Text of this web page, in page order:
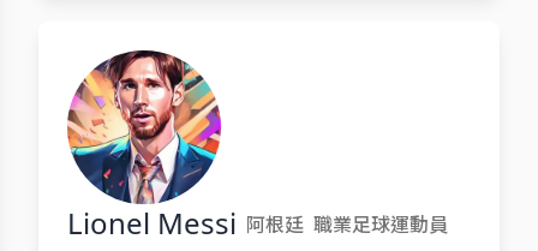
Lionel Messi 阿根廷 職業足球運動員